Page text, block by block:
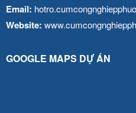
Email:
Website:
GOOGLE MAPS DỰ ÁN